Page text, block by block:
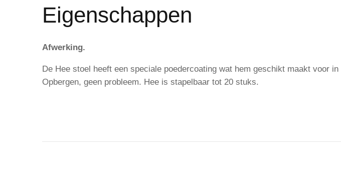
Eigenschappen
Afwerking.
De Hee stoel heeft een speciale poedercoating wat hem geschikt maakt voor
Opbergen, geen probleem. Hee is stapelbaar tot 20 stuks.